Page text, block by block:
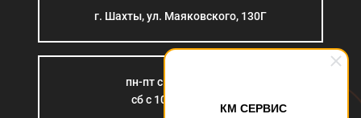
КМ СЕРВИС
г. Шахты, ул. Маяковского, 130Г
пн-пт с 9:00 до 18:00
сб с 10:00 до 15:00